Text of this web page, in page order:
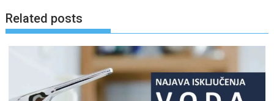
Related posts